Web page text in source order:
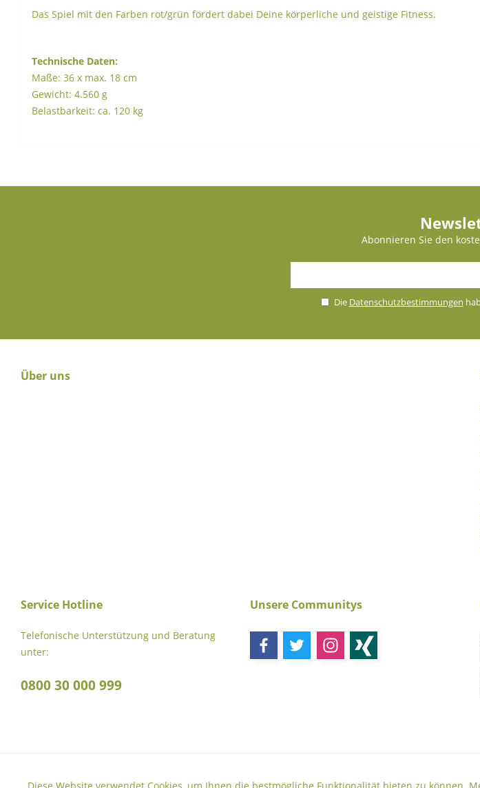
Das Spiel mit den Farben rot/grün fördert dabei Deine körperliche und geistige Fitness.
Technische Daten:
Maße: 36 x max. 18 cm
Gewicht: 4.560 g
Belastbarkeit: ca. 120 kg
Abonnieren Sie den
Die Datenschutzbestimmungen
Über uns
Service Hotline
Telefonische Unterstützung und Beratung
unter:
0800 30 000 999
Unsere Communitys
Funktionale